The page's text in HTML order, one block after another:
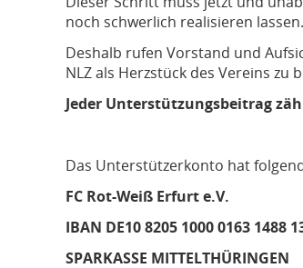
noch schwerlich realisieren lassen.
Deshalb rufen Vorstand und
NLZ als Herzstück des Vereins zu
Jeder Unterstützungsbeitrag
Das Unterstützerkonto hat
FC Rot-Weiß Erfurt e.V.
IBAN DE10 8205 1000 0163 1488
SPARKASSE MITTELTHÜRINGEN